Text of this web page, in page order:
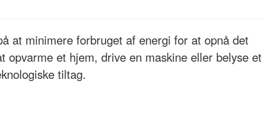
at minimere forbruget af energi for at opnå det
et hjem, drive en maskine eller belyse et
tiltag.